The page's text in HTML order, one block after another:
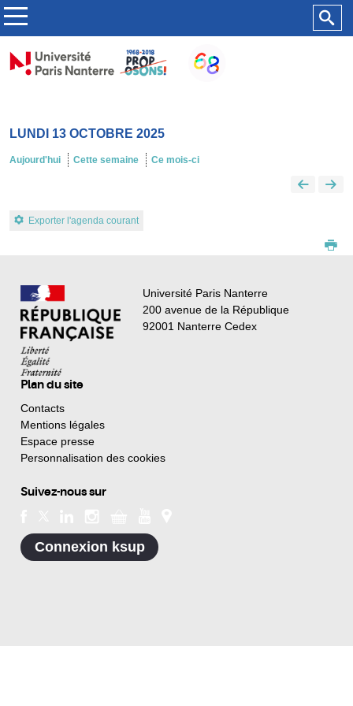
LUNDI 13 OCTOBRE 2025
Aujourd'hui Cette semaine Ce mois-ci
Exporter l'agenda courant
Université Paris Nanterre
200 avenue de la République
92001 Nanterre Cedex
Plan du site
Contacts
Mentions légales
Espace presse
Personnalisation des cookies
Suivez-nous sur
Connexion ksup